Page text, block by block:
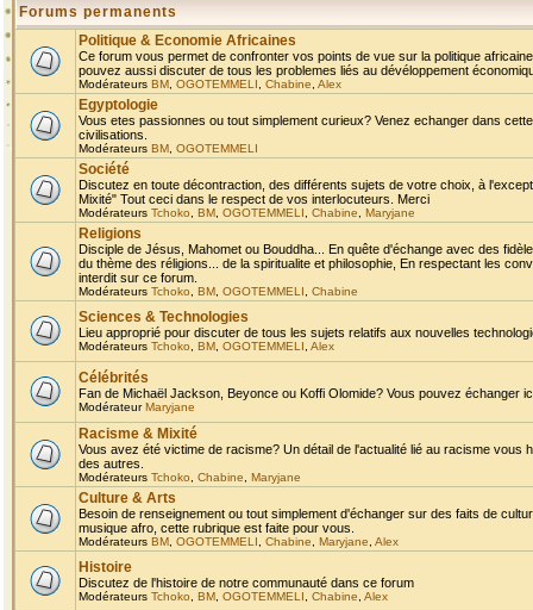
Forums permanents
Politique & Economie Africaines
Ce forum vous permet de confronter vos points de vue sur la politique
pouvez aussi discuter de tous les problemes liés au dévéloppement
Modérateurs BM OGOTEMMELI Chabine Alex
Egyptologie
Vous etes passionnes ou tout simplement curieux? Venez echanger dans
civilisations.
Modérateurs BM OGOTEMMELI
Société
Discutez en toute décontraction, des différents sujets de votre choix, à
Mixité" Tout ceci dans le respect de vos interlocuteurs. Merci
Modérateurs Tchoko BM OGOTEMMELI Chabine Maryjane
Religions
Disciple de Jésus, Mahomet ou Bouddha... En quête d'échange avec des
du thème des réligions... de la spiritualite et philosophie, En respectant les
interdit sur ce forum.
Modérateurs Tchoko BM OGOTEMMELI Chabine
Sciences & Technologies
Lieu approprié pour discuter de tous les sujets relatifs aux nouvelles
Modérateurs Tchoko BM OGOTEMMELI Alex
Célébrités
Fan de Michaël Jackson, Beyonce ou Koffi Olomide? Vous pouvez échanger
ModérateurMaryjane
Racisme & Mixité
Vous avez été victime de racisme? Un détail de l'actualité lié au racisme
des autres.
Modérateurs Tchoko Chabine Maryjane
Culture & Arts
Besoin de renseignement ou tout simplement d'échanger sur des faits de
musique afro, cette rubrique est faite pour vous.
Modérateurs BM OGOTEMMELI Chabine Maryjane Alex
Histoire
Discutez de l'histoire de notre communauté dans ce forum
Modérateurs Tchoko BM OGOTEMMELI Chabine Alex